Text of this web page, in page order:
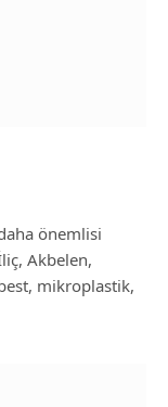
önemlisi
Akbelen,
mikroplastik,